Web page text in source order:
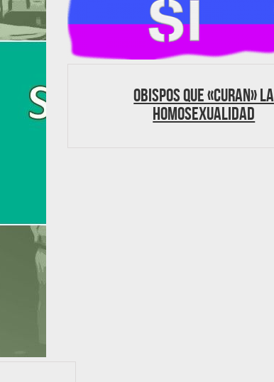
Obispos que «curan» la
homosexualidad